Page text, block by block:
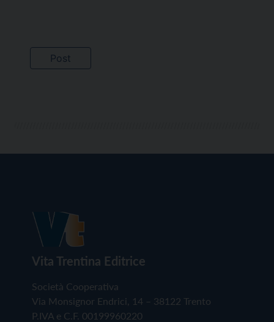
Vita Trentina Editrice
Società Cooperativa
Via Monsignor Endrici, 14 – 38122 Trento
P.IVA e C.F. 00199960220